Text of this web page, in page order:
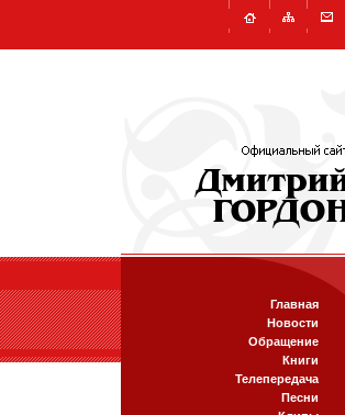
Главная
Новости
Обращение
Книги
Телепередача
Песни